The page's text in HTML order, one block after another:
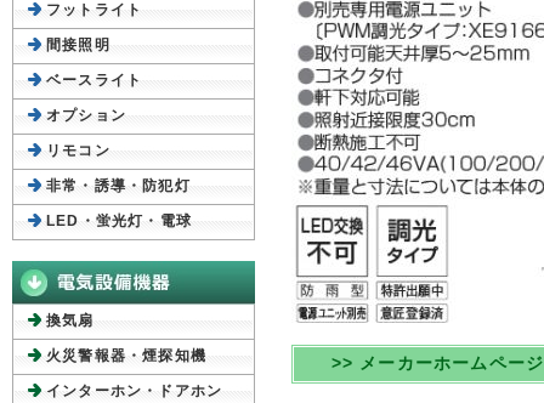
>> メーカーホームペー
フットライト
間接照明
ベースライト
オプション
リモコン
非常・誘導・防犯灯
LED・蛍光灯・電球
換気扇
火災警報器・煙探知機
インターホン・ドアホン